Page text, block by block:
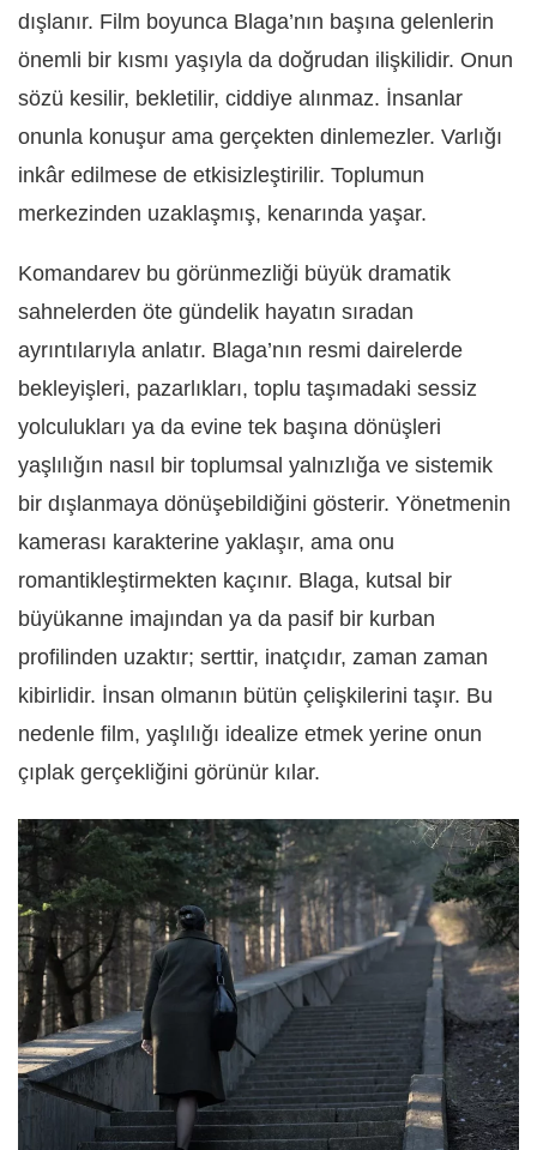
dışlanır. Film boyunca Blaga’nın başına gelenlerin
önemli bir kısmı yaşıyla da doğrudan ilişkilidir. Onun
sözü kesilir, bekletilir, ciddiye alınmaz. İnsanlar
onunla konuşur ama gerçekten dinlemezler. Varlığı
inkâr edilmese de etkisizleştirilir. Toplumun
merkezinden uzaklaşmış, kenarında yaşar.
Komandarev bu görünmezliği büyük dramatik
sahnelerden öte gündelik hayatın sıradan
ayrıntılarıyla anlatır. Blaga’nın resmi dairelerde
bekleyişleri, pazarlıkları, toplu taşımadaki sessiz
yolculukları ya da evine tek başına dönüşleri
yaşlılığın nasıl bir toplumsal yalnızlığa ve sistemik
bir dışlanmaya dönüşebildiğini gösterir. Yönetmenin
kamerası karakterine yaklaşır, ama onu
romantikleştirmekten kaçınır. Blaga, kutsal bir
büyükanne imajından ya da pasif bir kurban
profilinden uzaktır; serttir, inatçıdır, zaman zaman
kibirlidir. İnsan olmanın bütün çelişkilerini taşır. Bu
nedenle film, yaşlılığı idealize etmek yerine onun
çıplak gerçekliğini görünür kılar.